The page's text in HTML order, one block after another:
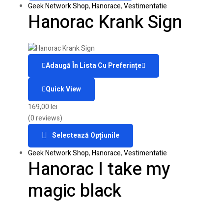
Geek Network Shop,Hanorace,Vestimentatie
Hanorac Krank Sign
Adaugă În Lista Cu Preferințe
Quick View
169,00lei
(0 reviews)
Selectează Opțiunile
Geek Network Shop,Hanorace,Vestimentatie
Hanorac I take my
magic black